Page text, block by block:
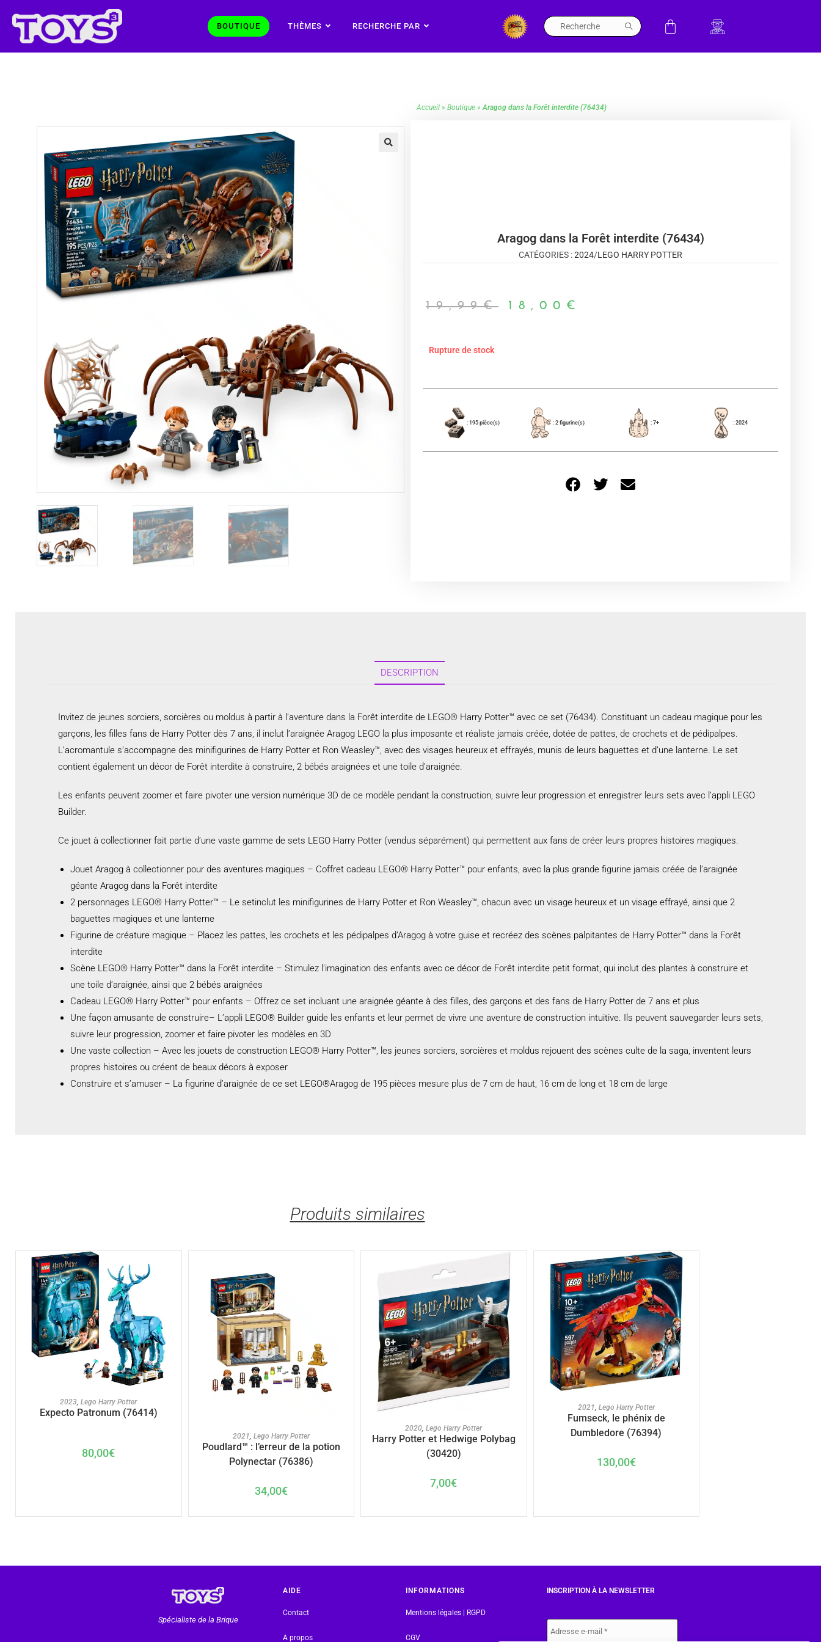
BOUTIQUE THÈMES RECHERCHE PAR
Accueil » Boutique »Aragog dans la Forêt interdite (76434)
Aragog dans la Forêt interdite (76434)
CATÉGORIES :2024/LEGO HARRY POTTER
19,99€ 18,00 €
Rupture de stock
: 195 pièce(s) : 2 figurine(s) : 7+ : 2024
DESCRIPTION
Invitez de jeunes sorciers, sorcières ou moldus à partir à l’aventure dans la Forêt interdite de LEGO® Harry Potter™ avec ce set (76434). Constituant un cadeau magique pour les
garçons, les filles fans de Harry Potter dès 7 ans, il inclut l’araignée Aragog LEGO la plus imposante et réaliste jamais créée, dotée de pattes, de crochets et de pédipalpes.
L’acromantule s’accompagne des minifigurines de Harry Potter et Ron Weasley™, avec des visages heureux et effrayés, munis de leurs baguettes et d’une lanterne. Le set
contient également un décor de Forêt interdite à construire, 2 bébés araignées et une toile d’araignée.
Les enfants peuvent zoomer et faire pivoter une version numérique 3D de ce modèle pendant la construction, suivre leur progression et enregistrer leurs sets avec l’appli LEGO
Builder.
Ce jouet à collectionner fait partie d’une vaste gamme de sets LEGO Harry Potter (vendus séparément) qui permettent aux fans de créer leurs propres histoires magiques.
Jouet Aragog à collectionner pour des aventures magiques – Coffret cadeau LEGO® Harry Potter™ pour enfants, avec la plus grande figurine jamais créée de l’araignée
géante Aragog dans la Forêt interdite
2 personnages LEGO® Harry Potter™ – Le setinclut les minifigurines de Harry Potter et Ron Weasley™, chacun avec un visage heureux et un visage effrayé, ainsi que 2
baguettes magiques et une lanterne
Figurine de créature magique – Placez les pattes, les crochets et les pédipalpes d’Aragog à votre guise et recréez des scènes palpitantes de Harry Potter™ dans la Forêt
interdite
Scène LEGO® Harry Potter™ dans la Forêt interdite – Stimulez l’imagination des enfants avec ce décor de Forêt interdite petit format, qui inclut des plantes à construire et
une toile d’araignée, ainsi que 2 bébés araignées
Cadeau LEGO® Harry Potter™ pour enfants – Offrez ce set incluant une araignée géante à des filles, des garçons et des fans de Harry Potter de 7 ans et plus
Une façon amusante de construire– L’appli LEGO® Builder guide les enfants et leur permet de vivre une aventure de construction intuitive. Ils peuvent sauvegarder leurs sets,
suivre leur progression, zoomer et faire pivoter les modèles en 3D
Une vaste collection – Avec les jouets de construction LEGO® Harry Potter™, les jeunes sorciers, sorcières et moldus rejouent des scènes culte de la saga, inventent leurs
propres histoires ou créent de beaux décors à exposer
Construire et s’amuser – La figurine d’araignée de ce set LEGO®Aragog de 195 pièces mesure plus de 7 cm de haut, 16 cm de long et 18 cm de large
Produits similaires
AJOUTER AU PANIER
2023,Lego Harry Potter
Expecto Patronum (76414)
80,00€
AJOUTER AU PANIER
2021, Lego Harry Potter
Poudlard™ : l’erreur de la potion
Polynectar (76386)
34,00€
AJOUTER AU PANIER
2020,Lego Harry Potter
Harry Potter et Hedwige Polybag
(30420)
7,00€
AJOUTER AU PANIER
2021, Lego Harry Potter
Fumseck, le phénix de
Dumbledore (76394)
130,00€
Spécialiste de la Brique
AIDE
Contact
A propos
INFORMATIONS
Mentions légales | RGPD
CGV
INSCRIPTION À LA NEWSLETTER